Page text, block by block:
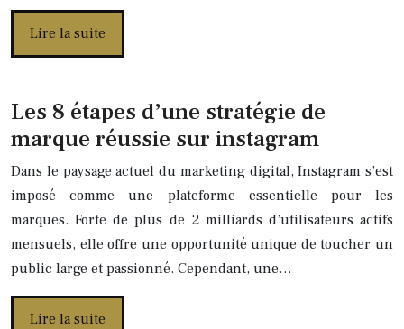
Lire la suite
Les 8 étapes d’une stratégie de
marque réussie sur instagram
Dans le paysage actuel du marketing digital, Instagram s’est
imposé comme une plateforme essentielle pour les
marques. Forte de plus de 2 milliards d’utilisateurs actifs
mensuels, elle offre une opportunité unique de toucher un
public large et passionné. Cependant, une…
Lire la suite